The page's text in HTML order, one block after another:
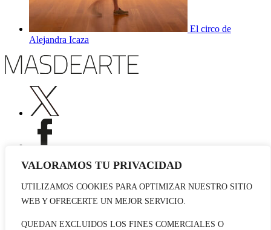
VALORAMOS TU PRIVACIDAD
UTILIZAMOS COOKIES PARA OPTIMIZAR NUESTRO SITIO
WEB Y OFRECERTE UN MEJOR SERVICIO.
QUEDAN EXCLUIDOS LOS FINES COMERCIALES O
El circo de
Alejandra Icaza
Publicidad
Contacto